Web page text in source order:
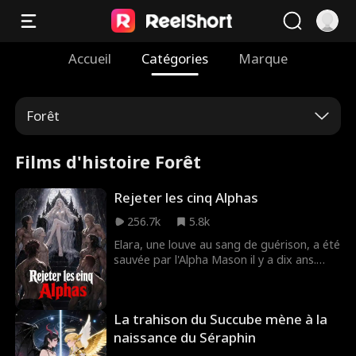
Accueil Catégories Marque
Forêt
Films d'histoire Forêt
Rejeter les cinq Alphas
256.7k
5.8k
Elara, une louve au sang de guérison, a été
sauvée par l'Alpha Mason il y a dix ans.
toujours la servante Jenny, une vraie
manipulatrice. Et le pire arrive quand ils la
vident de son sang pour sauver Jenny d'un
La trahison du Succube mène à la
naissance du Séraphin